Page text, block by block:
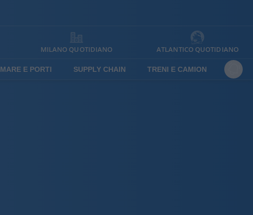
MILANO QUOTIDIANO ATLANTICO QUOTIDIANO
MARE E PORTI SUPPLY CHAIN TRENI E CAMION